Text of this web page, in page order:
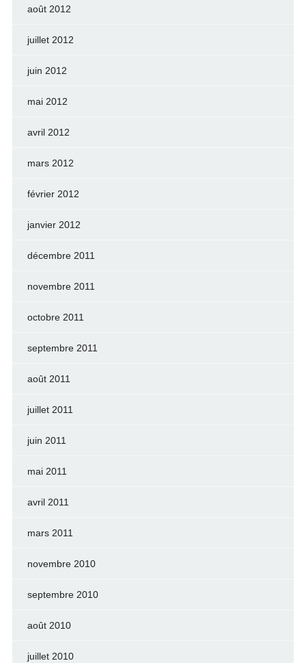
août 2012
juillet 2012
juin 2012
mai 2012
avril 2012
mars 2012
février 2012
janvier 2012
décembre 2011
novembre 2011
octobre 2011
septembre 2011
août 2011
juillet 2011
juin 2011
mai 2011
avril 2011
mars 2011
novembre 2010
septembre 2010
août 2010
juillet 2010